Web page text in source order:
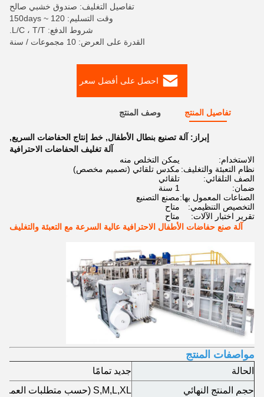
تفاصيل التغليف: صندوق خشبي صالح
وقت التسليم: 120 ~ 150days
شروط الدفع: L/C ، T/T.
القدرة على العرض: 10 مجموعات / سنة
احصل على أفضل سعر
تفاصيل المنتج وصف المنتج
إبراز: آلة تصنيع بنطال الأطفال, خط إنتاج الحفاضات السريع,
آلة تغليف الحفاضات الاحترافية
الاستخدام:
يمكن التخلص منه
نظام التعبئة والتغليف: مكدس تلقائي (تصميم مخصص)
الصف التلقائي:
تلقائي
ضمان:
1 سنة
الصناعات المعمول بها:مصنع التصنيع
التخصيص التنظيمي:
متاح
تقرير اختبار الآلات:
متاح
آلة صنع حفاضات الأطفال الاحترافية عالية السرعة مع التعبئة والتغليف
مواصفات المنتج
الحالة
جديد تمامًا
حجم المنتج النهائي
S,M,L,XL (حسب متطلبات العملاء)